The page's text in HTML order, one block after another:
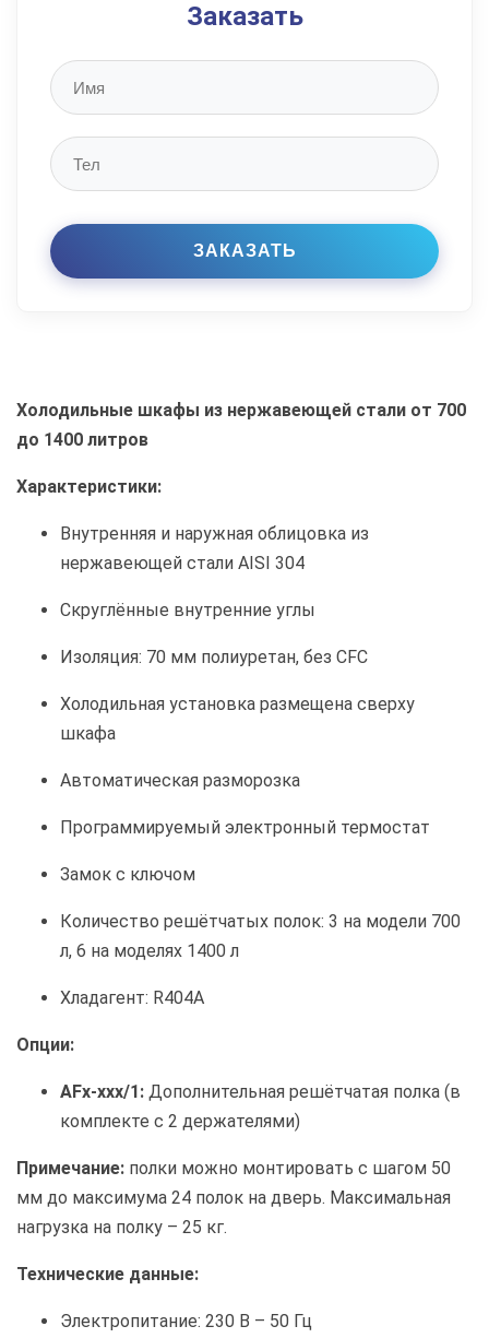
Заказать
Холодильные шкафы из нержавеющей стали от 700
до 1400 литров
Характеристики:
Внутренняя и наружная облицовка из
нержавеющей стали AISI 304
Скруглённые внутренние углы
Изоляция: 70 мм полиуретан, без CFC
Холодильная установка размещена сверху
шкафа
Автоматическая разморозка
Программируемый электронный термостат
Замок с ключом
Количество решётчатых полок: 3 на модели 700
л, 6 на моделях 1400 л
Хладагент: R404A
Опции:
AFx-xxx/1: Дополнительная решётчатая полка (в
комплекте с 2 держателями)
Примечание: полки можно монтировать с шагом 50
мм до максимума 24 полок на дверь. Максимальная
нагрузка на полку – 25 кг.
Технические данные:
Электропитание: 230 В – 50 Гц